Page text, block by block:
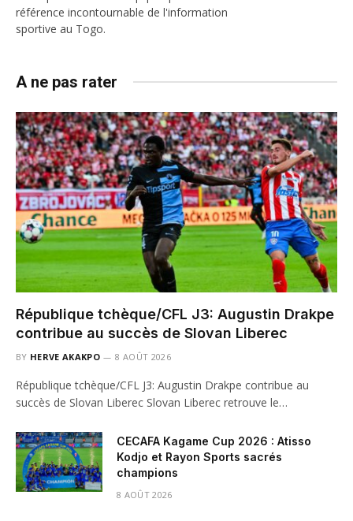
référence incontournable de l'information
sportive au Togo.
A ne pas rater
République tchèque/CFL J3: Augustin Drakpe
contribue au succès de Slovan Liberec
BY HERVE AKAKPO 8 AOÛT 2026
République tchèque/CFL J3: Augustin Drakpe contribue au
succès de Slovan Liberec Slovan Liberec retrouve le…
CECAFA Kagame Cup 2026 : Atisso
Kodjo et Rayon Sports sacrés
champions
8 AOÛT 2026